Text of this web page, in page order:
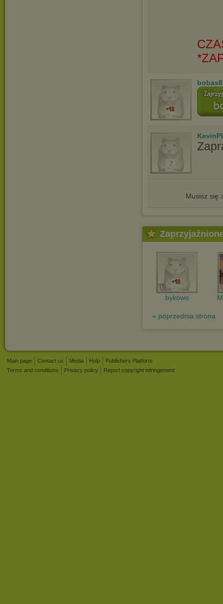
Musisz się
bykowo
« poprzednia strona
Main page Contact us Media Help
Publishers Platform
Terms and conditions
Privacy policy Report copyright infringement